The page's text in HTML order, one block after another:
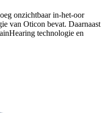
onzichtbaar in-het-oor
van Oticon bevat. Daarnaast
technologie en